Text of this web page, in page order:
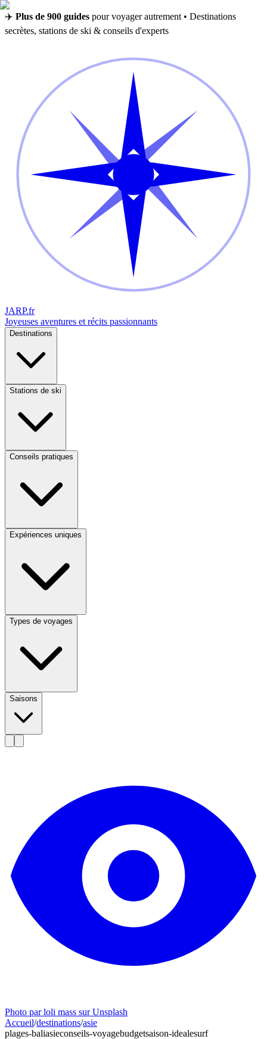
✈️ Plus de 900 guides pour voyager autrement • Destinations
secrètes, stations de ski & conseils d'experts
JARP.fr
Joyeuses aventures et récits passionnants
Destinations
Stations de ski
Conseils pratiques
Expériences uniques
Types de voyages
Saisons
Photo par loli mass sur Unsplash
Accueil/destinations/asie
plages-baliasieconseils-voyagebudgetsaison-idealesurf